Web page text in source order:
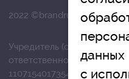
2022 ©brandrussia.online
Учредитель
ответственностью
1107154017354)
данных
с